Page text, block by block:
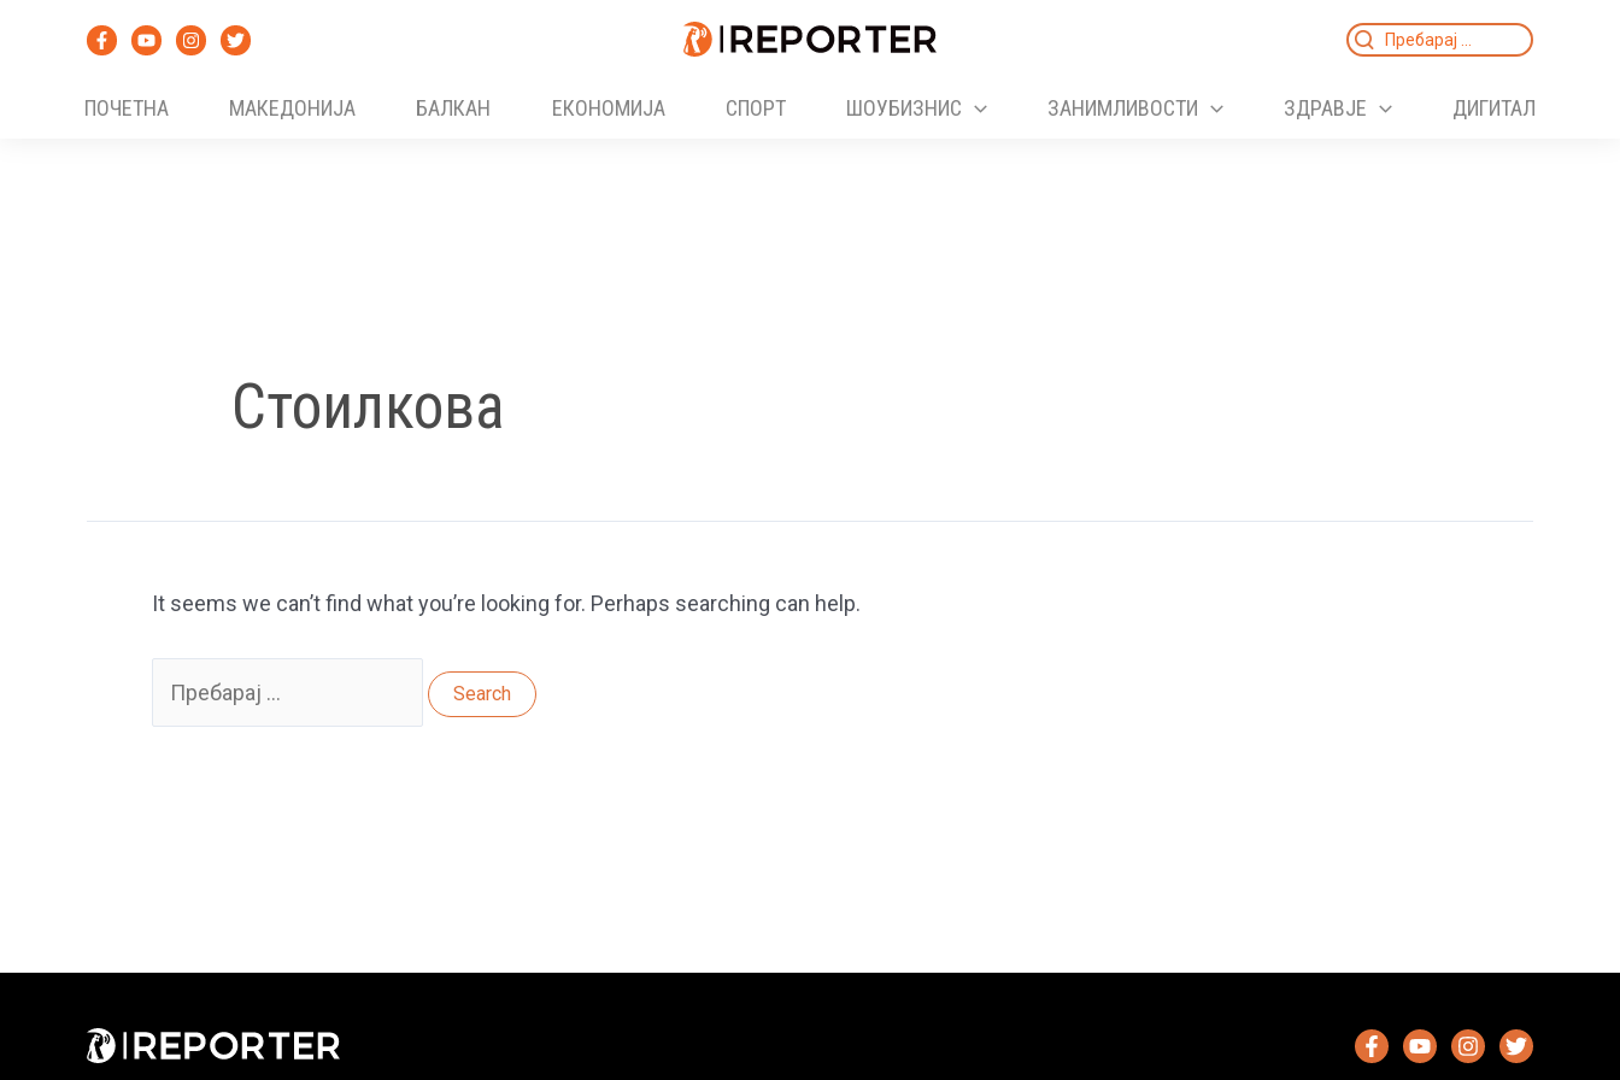
Search
ПОЧЕТНА
МАКЕДОНИЈА БАЛКАН ЕКОНОМИЈА СПОРТ ШОУБИЗНИС ЗАНИМЛИВОСТИ ЗДРАВЈЕ ДИГИТАЛ
Стоилкова
It seems we can’t find what you’re looking for. Perhaps searching can help.
for: